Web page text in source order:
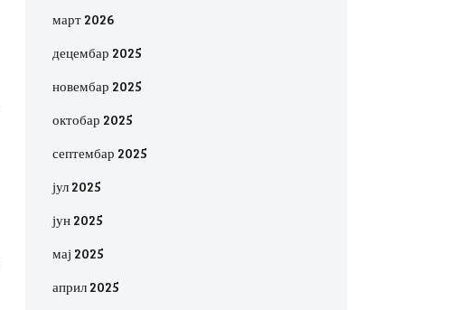
март 2026
децембар 2025
новембар 2025
октобар 2025
септембар 2025
јул 2025
јун 2025
мај 2025
април 2025